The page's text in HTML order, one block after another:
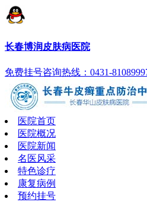
长春博润皮肤病医院
免费挂号咨询热线：0431-
医院首页
医院概况
医院新闻
名医风采
特色诊疗
康复病例
预约挂号